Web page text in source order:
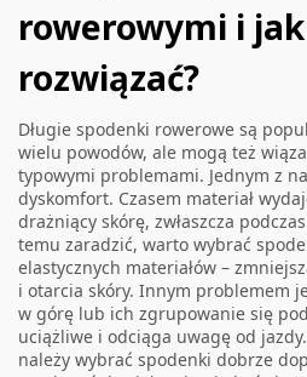
rowerowymi i
rozwiązać?
Długie spodenki rowerowe są
wielu powodów, ale mogą też
typowymi problemami. Jednym z
dyskomfort. Czasem materiał
drażniący skórę, zwłaszcza
temu zaradzić, warto wybrać
elastycznych materiałów –
i otarcia skóry. Innym problemem
w górę lub ich zgrupowanie się
uciążliwe i odciąga uwagę od
należy wybrać spodenki dobrze